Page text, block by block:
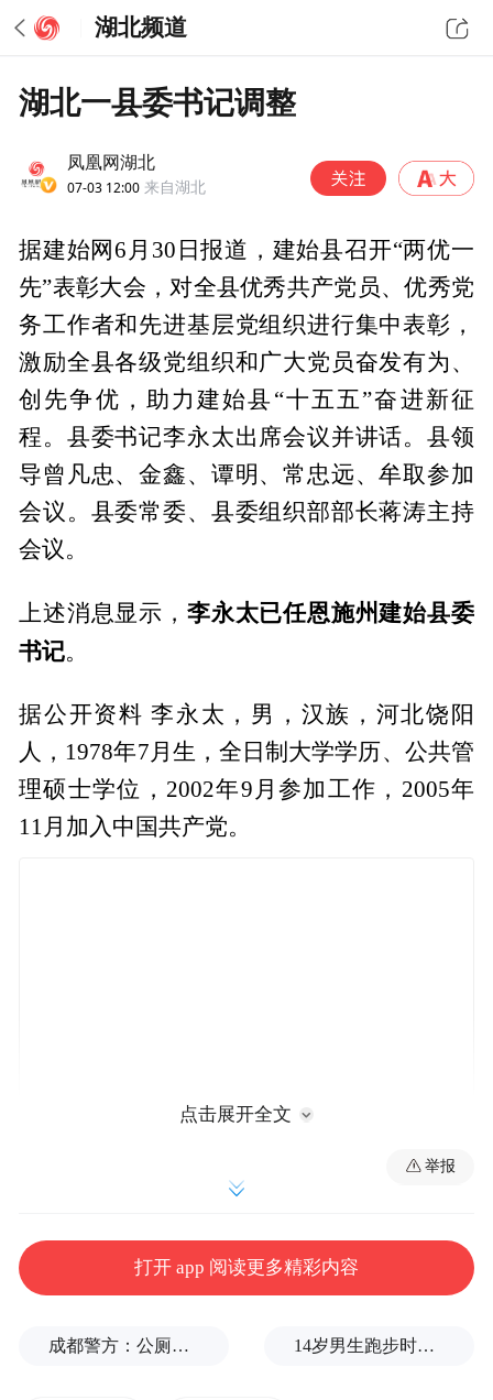
湖北频道
湖北一县委书记调整
凤凰网湖北
07-03 12:00 来自湖北
据建始网6月30日报道，建始县召开“两优一
先”表彰大会，对全县优秀共产党员、优秀党
务工作者和先进基层党组织进行集中表彰，
激励全县各级党组织和广大党员奋发有为、
创先争优，助力建始县“十五五”奋进新征
程。县委书记李永太出席会议并讲话。县领
导曾凡忠、金鑫、谭明、常忠远、牟取参加
会议。县委常委、县委组织部部长蒋涛主持
会议。
上述消息显示， 李永太已任恩施州建始县委
书记。
据公开资料 李永太，男，汉族，河北饶阳
人，1978年7月生，全日制大学学历、公共管
理硕士学位，2002年9月参加工作，2005年
11月加入中国共产党。
员、科员（其间：2006.02--2008.02，下派鹤
2007.03--2009.03，湖北省恩施州公安局法制
点击展开全文
举报
打开 app 阅读更多精彩内容
成都警方：公厕乱贴非法小广告，严查 14岁男生跑步时心脏骤停，后被鉴定为“器质性痴呆”，家属质疑校方失责